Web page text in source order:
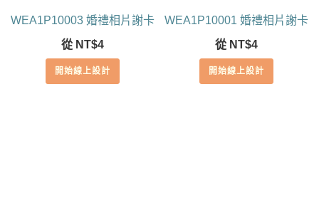
WEA1P10003 婚禮相片謝卡
從 NT$4
開始線上設計
WEA1P10001 婚禮相片謝卡
從 NT$4
開始線上設計